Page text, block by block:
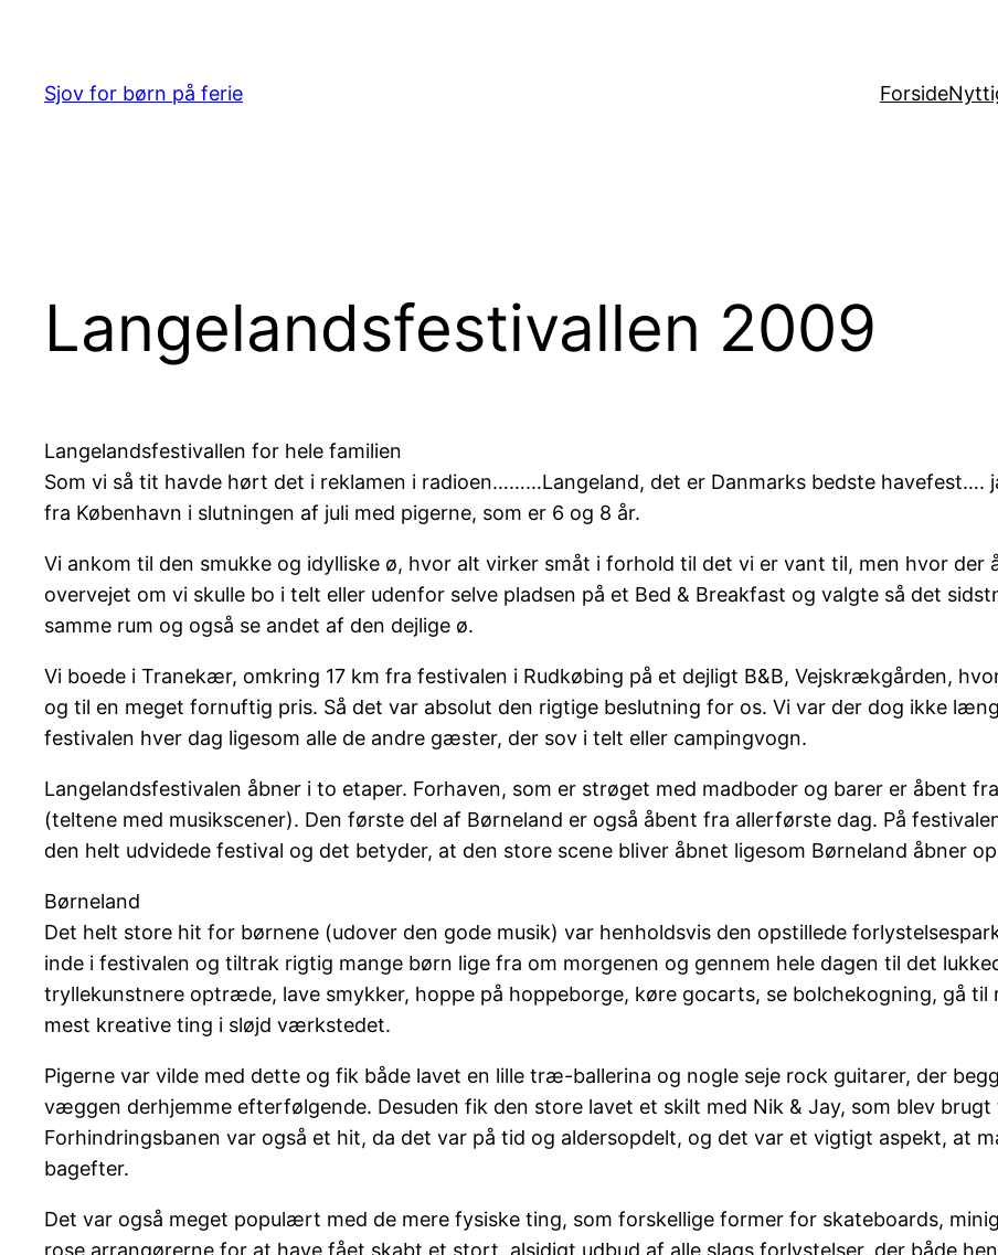
indhold
Sjov for børn på ferie Forside
Langelandsfestivallen 2009
Langelandsfestivallen for hele familien
Som vi så tit havde hørt det i reklamen i radioen………Langeland, det er Danmarks bedste
fra København i slutningen af juli med pigerne, som er 6 og 8 år.
Vi ankom til den smukke og idylliske ø, hvor alt virker småt i forhold til det vi er vant til, men hvor
overvejet om vi skulle bo i telt eller udenfor selve pladsen på et Bed & Breakfast og valgte så det
samme rum og også se andet af den dejlige ø.
Vi boede i Tranekær, omkring 17 km fra festivalen i Rudkøbing på et dejligt B&B, Vejskrækgården,
og til en meget fornuftig pris. Så det var absolut den rigtige beslutning for os. Vi var der dog ikke
festivalen hver dag ligesom alle de andre gæster, der sov i telt eller campingvogn.
Langelandsfestivalen åbner i to etaper. Forhaven, som er strøget med madboder og barer er åbent
(teltene med musikscener). Den første del af Børneland er også åbent fra allerførste dag. På
den helt udvidede festival og det betyder, at den store scene bliver åbnet ligesom Børneland åbner
Børneland
Det helt store hit for børnene (udover den gode musik) var henholdsvis den opstillede
inde i festivalen og tiltrak rigtig mange børn lige fra om morgenen og gennem hele dagen til det
tryllekunstnere optræde, lave smykker, hoppe på hoppeborge, køre gocarts, se bolchekogning, gå
mest kreative ting i sløjd værkstedet.
Pigerne var vilde med dette og fik både lavet en lille træ-ballerina og nogle seje rock guitarer, der
væggen derhjemme efterfølgende. Desuden fik den store lavet et skilt med Nik & Jay, som blev
Forhindringsbanen var også et hit, da det var på tid og aldersopdelt, og det var et vigtigt aspekt, at
bagefter.
Det var også meget populært med de mere fysiske ting, som forskellige former for skateboards,
rose arrangørerne for at have fået skabt et stort, alsidigt udbud af alle slags forlystelser, der både